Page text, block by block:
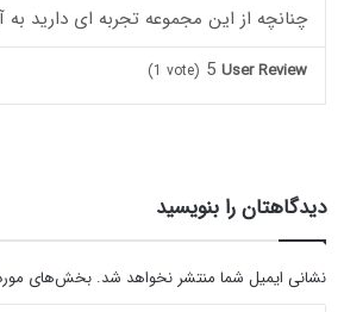
چنانچه از این مجموعه تجربه ای دارید به
User Review
5
(1 vote)
دیدگاهتان را بنویسید
نشانی ایمیل شما منتشر نخواهد شد. بخش‌های